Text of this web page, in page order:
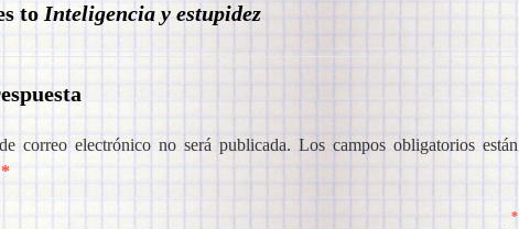
to Inteligencia y estupidez
correo electrónico no será publicada. Los campos obligatorios están
*
*